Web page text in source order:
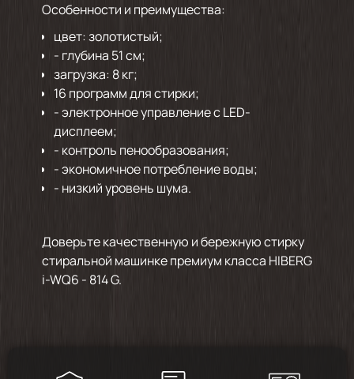
Особенности и преимущества:
цвет: золотистый;
- глубина 51 см;
загрузка: 8 кг;
16 программ для стирки;
- электронное управление с LED-
дисплеем;
- контроль пенообразования;
- экономичное потребление воды;
- низкий уровень шума.
Доверьте качественную и бережную стирку
стиральной машинке премиум класса HIBERG
i-WQ6 - 814 G.